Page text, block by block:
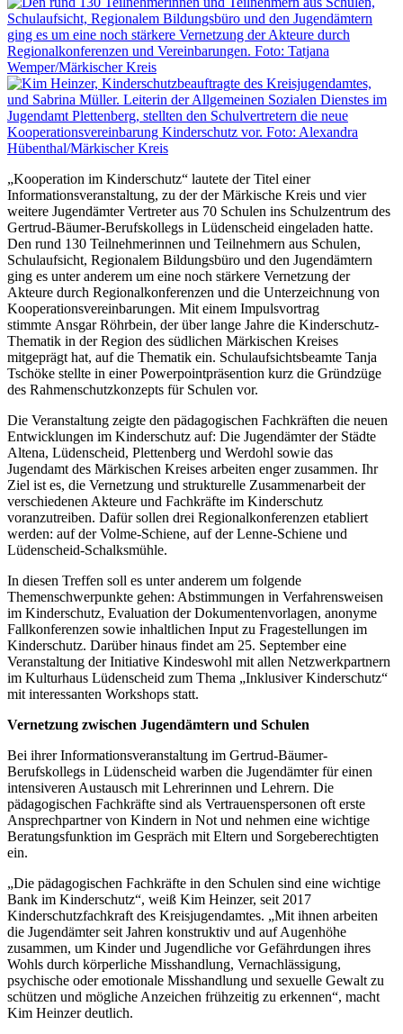
„Kooperation im Kinderschutz“ lautete der Titel einer
Informationsveranstaltung, zu der der Märkische Kreis und vier
weitere Jugendämter Vertreter aus 70 Schulen ins Schulzentrum des
Gertrud-Bäumer-Berufskollegs in Lüdenscheid eingeladen hatte.
Den rund 130 Teilnehmerinnen und Teilnehmern aus Schulen,
Schulaufsicht, Regionalem Bildungsbüro und den Jugendämtern
ging es unter anderem um eine noch stärkere Vernetzung der
Akteure durch Regionalkonferenzen und die Unterzeichnung von
Kooperationsvereinbarungen. Mit einem Impulsvortrag
stimmte Ansgar Röhrbein, der über lange Jahre die Kinderschutz-
Thematik in der Region des südlichen Märkischen Kreises
mitgeprägt hat, auf die Thematik ein. Schulaufsichtsbeamte Tanja
Tschöke stellte in einer Powerpointpräsention kurz die Gründzüge
des Rahmenschutzkonzepts für Schulen vor.
Die Veranstaltung zeigte den pädagogischen Fachkräften die neuen
Entwicklungen im Kinderschutz auf: Die Jugendämter der Städte
Altena, Lüdenscheid, Plettenberg und Werdohl sowie das
Jugendamt des Märkischen Kreises arbeiten enger zusammen. Ihr
Ziel ist es, die Vernetzung und strukturelle Zusammenarbeit der
verschiedenen Akteure und Fachkräfte im Kinderschutz
voranzutreiben. Dafür sollen drei Regionalkonferenzen etabliert
werden: auf der Volme-Schiene, auf der Lenne-Schiene und
Lüdenscheid-Schalksmühle.
In diesen Treffen soll es unter anderem um folgende
Themenschwerpunkte gehen: Abstimmungen in Verfahrensweisen
im Kinderschutz, Evaluation der Dokumentenvorlagen, anonyme
Fallkonferenzen sowie inhaltlichen Input zu Fragestellungen im
Kinderschutz. Darüber hinaus findet am 25. September eine
Veranstaltung der Initiative Kindeswohl mit allen Netzwerkpartnern
im Kulturhaus Lüdenscheid zum Thema „Inklusiver Kinderschutz“
mit interessanten Workshops statt.
Vernetzung zwischen Jugendämtern und Schulen
Bei ihrer Informationsveranstaltung im Gertrud-Bäumer-
Berufskollegs in Lüdenscheid warben die Jugendämter für einen
intensiveren Austausch mit Lehrerinnen und Lehrern. Die
pädagogischen Fachkräfte sind als Vertrauenspersonen oft erste
Ansprechpartner von Kindern in Not und nehmen eine wichtige
Beratungsfunktion im Gespräch mit Eltern und Sorgeberechtigten
ein.
„Die pädagogischen Fachkräfte in den Schulen sind eine wichtige
Bank im Kinderschutz“, weiß Kim Heinzer, seit 2017
Kinderschutzfachkraft des Kreisjugendamtes. „Mit ihnen arbeiten
die Jugendämter seit Jahren konstruktiv und auf Augenhöhe
zusammen, um Kinder und Jugendliche vor Gefährdungen ihres
Wohls durch körperliche Misshandlung, Vernachlässigung,
psychische oder emotionale Misshandlung und sexuelle Gewalt zu
schützen und mögliche Anzeichen frühzeitig zu erkennen“, macht
Kim Heinzer deutlich.